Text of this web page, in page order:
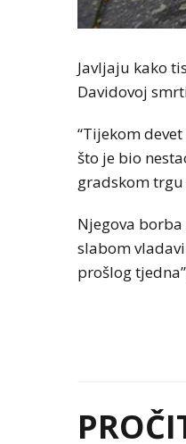
Javljaju kako
Davidovoj
“Tijekom
što je bio
gradskom
Njegova
slabom
prošlog